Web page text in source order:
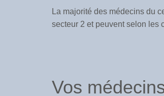
La majorité des médecins du
secteur 2 et peuvent selon les
Vos